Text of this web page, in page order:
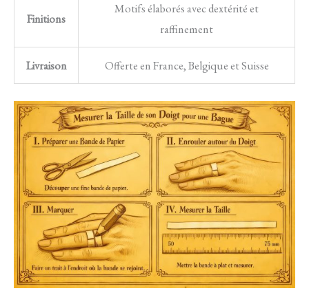
Finitions
Motifs élaborés avec dextérité et
raffinement
Livraison Offerte en France, Belgique et Suisse